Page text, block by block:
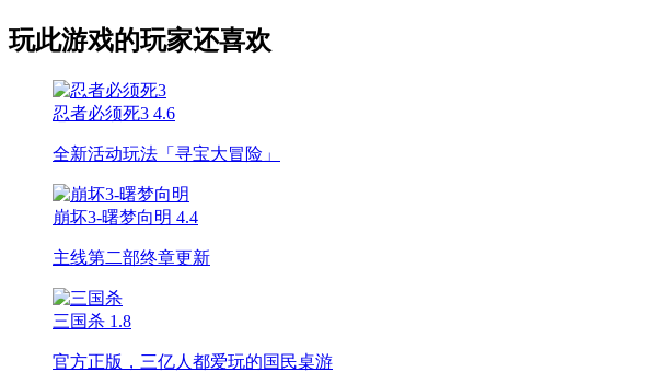
玩此游戏的玩家还喜欢
忍者必须死3 4.6
全新活动玩法「寻宝大冒险」
崩坏3-曙梦向明 4.4
主线第二部终章更新
三国杀 1.8
官方正版，三亿人都爱玩的国民桌游